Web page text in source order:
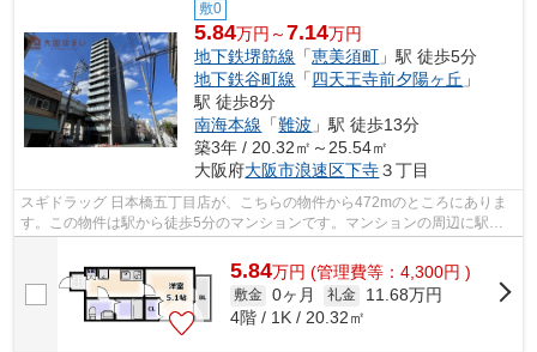
敷0
5.84万円～7.14万円
地下鉄堺筋線 「恵美須町 」駅 徒歩5分
地下鉄谷町線 「四天王寺前夕陽ヶ丘 」
駅 徒歩8分
南海本線 「難波 」駅 徒歩13分
築3年 / 20.32㎡～25.54㎡
大阪府大阪市浪速区下寺３丁目
スギドラッグ 日本橋五丁目店が、こちらの物件から472mのところにありま
す。この物件は駅から徒歩5分のマンションです。マンションの周辺に駅が2
つあり、よく電車を利用する方にピッタ...
5.84万円 (管理費等：4,300円 )
敷金 0ヶ月 礼金
11.68万円
4階 / 1K / 20.32㎡